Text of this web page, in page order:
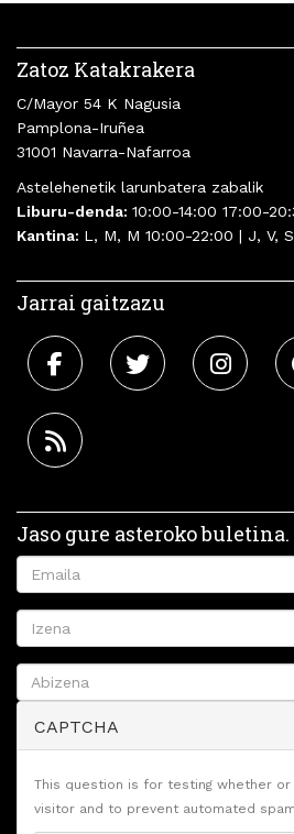
Zatoz Katakrakera
C/Mayor 54 K Nagusia
Pamplona-Iruñea
31001 Navarra-Nafarroa
Astelehenetik larunbatera zabalik
Liburu-denda: 10:00-14:00 17:00-
Kantina: L, M, M 10:00-22:00 | J, V,
Jarrai gaitzazu
Jaso gure asteroko buletina.
CAPTCHA
This question is for testing whether or
visitor and to prevent automated